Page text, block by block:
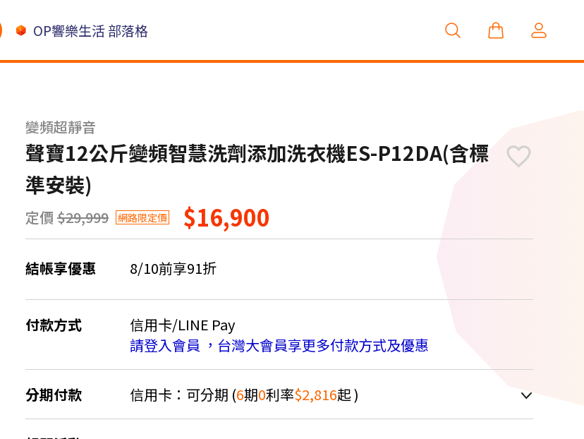
OP響樂生活 部落格
變頻超靜音
聲寶12公斤變頻智慧洗劑添加洗衣機ES-P12DA(含標
準安裝)
定價 $29,999 網路限定價 $16,900
結帳享優惠 8/10前享91折
付款方式
信用卡/LINE Pay
請登入會員 ，台灣大會員享更多付款方式及優惠
分期付款 信用卡：可分期 (6期0利率$2,816起 )
＊實際可分期數、適用利率，請以購物車顯示為主